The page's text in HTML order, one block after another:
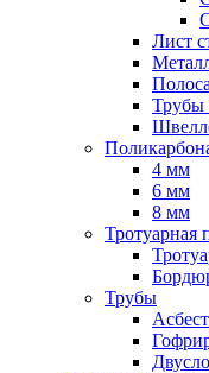
Лист
Трубы
4 мм
6 мм
8 мм
Тротуарная
Трубы